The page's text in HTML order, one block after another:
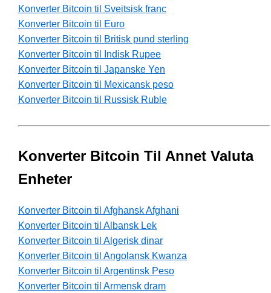
Konverter Bitcoin til Sveitsisk franc
Konverter Bitcoin til Euro
Konverter Bitcoin til Britisk pund sterling
Konverter Bitcoin til Indisk Rupee
Konverter Bitcoin til Japanske Yen
Konverter Bitcoin til Mexicansk peso
Konverter Bitcoin til Russisk Ruble
Konverter Bitcoin Til Annet Valuta
Enheter
Konverter Bitcoin til Afghansk Afghani
Konverter Bitcoin til Albansk Lek
Konverter Bitcoin til Algerisk dinar
Konverter Bitcoin til Angolansk Kwanza
Konverter Bitcoin til Argentinsk Peso
Konverter Bitcoin til Armensk dram